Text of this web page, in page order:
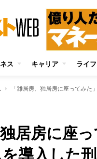
ス キャリア ライフ
独居房に座
導入した